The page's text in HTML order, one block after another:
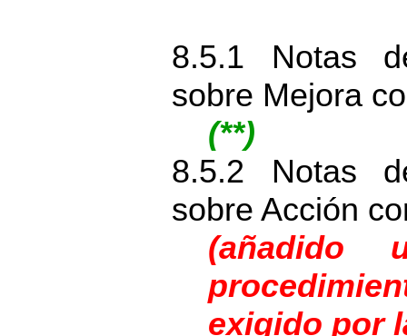
8.5.1 Notas
sobre Mejora
(**)
8.5.2 Notas
sobre Acción
(añadido
exigido por